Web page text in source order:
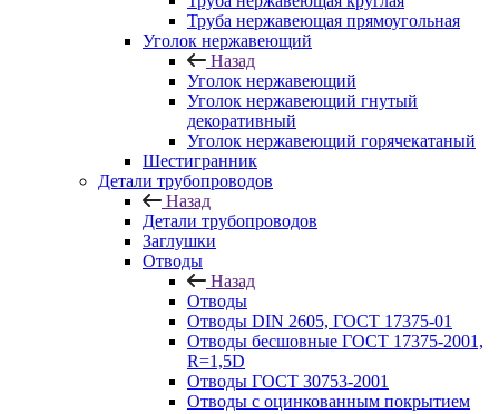
Труба нержавеющая прямоугольная
Уголок нержавеющий
Назад
Уголок нержавеющий
Уголок нержавеющий гнутый
декоративный
Уголок нержавеющий горячекатаный
Шестигранник
Детали трубопроводов
Назад
Детали трубопроводов
Заглушки
Отводы
Назад
Отводы
Отводы DIN 2605, ГОСТ 17375-01
Отводы бесшовные ГОСТ 17375-2001,
R=1,5D
Отводы ГОСТ 30753-2001
Отводы с оцинкованным покрытием